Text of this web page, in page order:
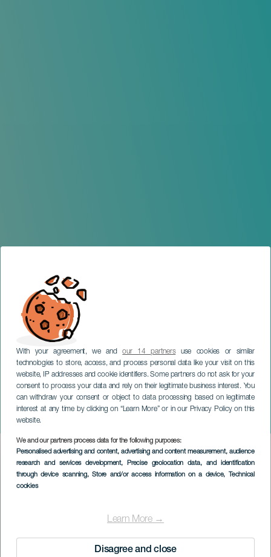
With your agreement, we andour 14 partnersuse cookies or similar
technologies to store, access, and process personal data like your visit on this
website, IP addresses and cookie identifiers. Some partners do not ask for your
consent to process your data and rely on their legitimate business interest. You
can withdraw your consent or object to data processing based on legitimate
interest at any time by clicking on “Learn More” or in our Privacy Policy on this
website.
We and our partners process data for the following purposes:
Personalised advertising and content, advertising and content measurement, audience
research and services development, Precise geolocation data, and identification
through device scanning, Store and/or access information on a device, Technical
cookies
Learn More →
Disagree and close
Joana Serrat konsertissa
LANZAROTE
Imagen
Listado